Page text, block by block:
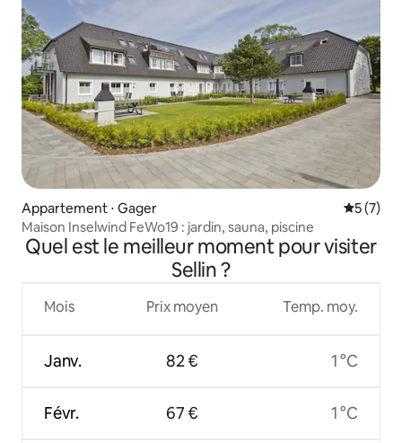
Appartement ⋅ Gager
5 (7)
Maison Inselwind FeWo19 : jardin, sauna, piscine
Quel est le meilleur moment pour visiter
Sellin ?
Mois
Janv.
Févr.
Prix moyen
82 €
67 €
Temp. moy.
1 °C
1 °C